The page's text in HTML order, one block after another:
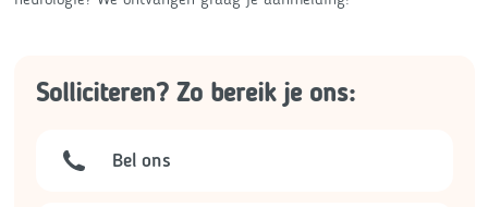
Solliciteren? Zo bereik je ons:
Bel ons